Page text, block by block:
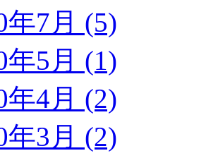
年7月 (5)
年5月 (1)
年4月 (2)
年3月 (2)